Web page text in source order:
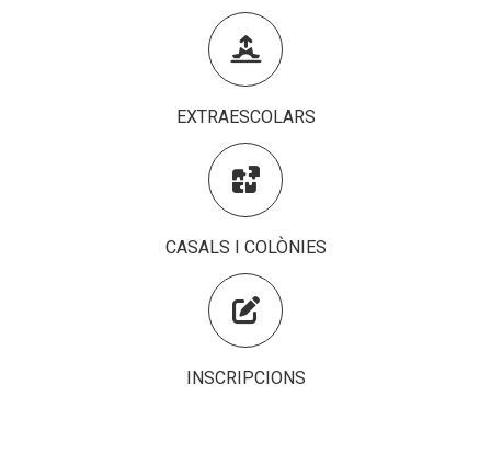

EXTRAESCOLARS

CASALS I COLÒNIES

INSCRIPCIONS